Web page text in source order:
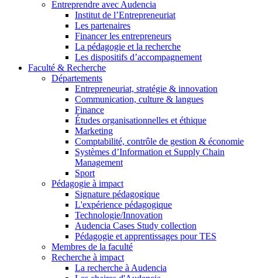
Entreprendre avec Audencia
Institut de l’Entrepreneuriat
Les partenaires
Financer les entrepreneurs
La pédagogie et la recherche
Les dispositifs d’accompagnement
Faculté & Recherche
Départements
Entrepreneuriat, stratégie & innovation
Communication, culture & langues
Finance
Études organisationnelles et éthique
Marketing
Comptabilité, contrôle de gestion & économie
Systèmes d’Information et Supply Chain
Management
Sport
Pédagogie à impact
Signature pédagogique
L'expérience pédagogique
Technologie/Innovation
Audencia Cases Study collection
Pédagogie et apprentissages pour TES
Membres de la faculté
Recherche à impact
La recherche à Audencia